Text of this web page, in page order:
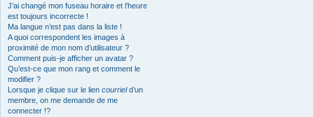
J’ai changé mon fuseau horaire et l’heure
est toujours incorrecte !
Ma langue n’est pas dans la liste !
A quoi correspondent les images à
proximité de mon nom d’utilisateur ?
Comment puis-je afficher un avatar ?
Qu’est-ce que mon rang et comment le
modifier ?
Lorsque je clique sur le lien courrield’un
membre, on me demande de me
connecter !?